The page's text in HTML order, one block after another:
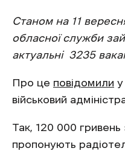
Станом на 11
обласної служби
актуальні 3235
Про це повідомили у
військовий
Так, 120 000 гривень
пропонують